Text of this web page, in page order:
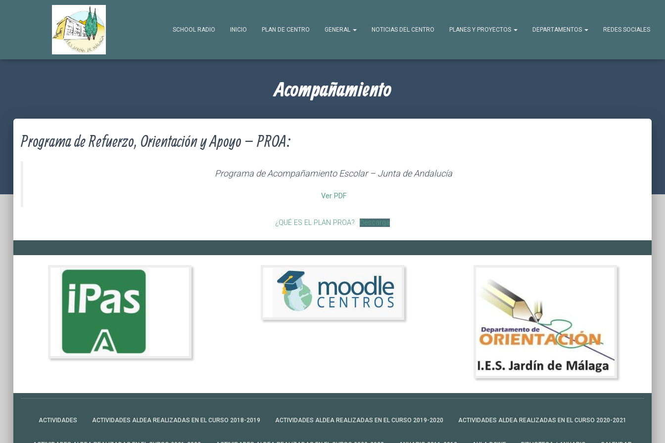
SCHOOL RADIO INICIO PLAN DE CENTRO GENERAL NOTICIAS DEL CENTRO PLANES Y PROYECTOS DEPARTAMENTOS REDES SOCIALES
Acompañamiento
Programa de Refuerzo, Orientación y Apoyo – PROA:
Programa de Acompañamiento Escolar – Junta de Andalucía
Ver PDF
¿QUÉ ES EL PLAN PROA? Descarga
ACTIVIDADES ACTIVIDADES ALDEA REALIZADAS EN EL CURSO 2018-2019 ACTIVIDADES ALDEA REALIZADAS EN EL CURSO 2019-2020 ACTIVIDADES ALDEA REALIZADAS EN EL CURSO 2020-2021